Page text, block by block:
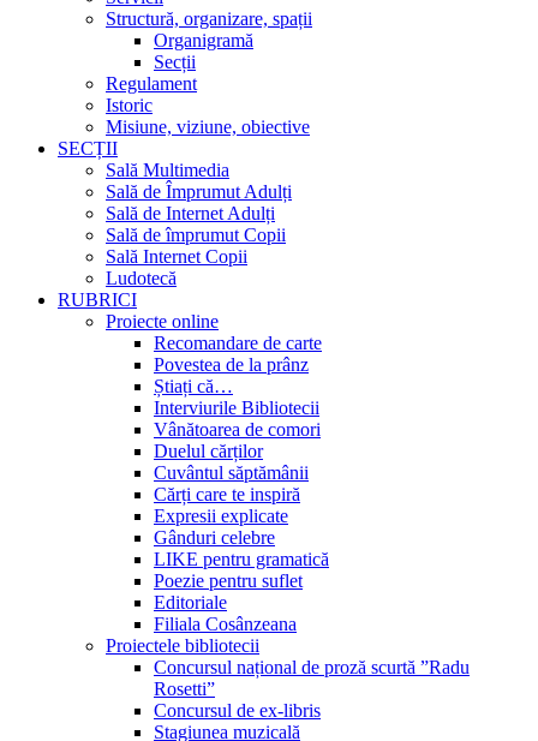
Structură, organizare, spații
Organigramă
Secții
Regulament
Istoric
Misiune, viziune, obiective
SECȚII
Sală Multimedia
Sală de Împrumut Adulți
Sală de Internet Adulți
Sală de împrumut Copii
Sală Internet Copii
Ludotecă
RUBRICI
Proiecte online
Recomandare de carte
Povestea de la prânz
Știați că…
Interviurile Bibliotecii
Vânătoarea de comori
Duelul cărților
Cuvântul săptămânii
Cărți care te inspiră
Expresii explicate
Gânduri celebre
LIKE pentru gramatică
Poezie pentru suflet
Editoriale
Filiala Cosânzeana
Proiectele bibliotecii
Concursul național de proză scurtă ”Radu
Rosetti”
Concursul de ex-libris
Stagiunea muzicală